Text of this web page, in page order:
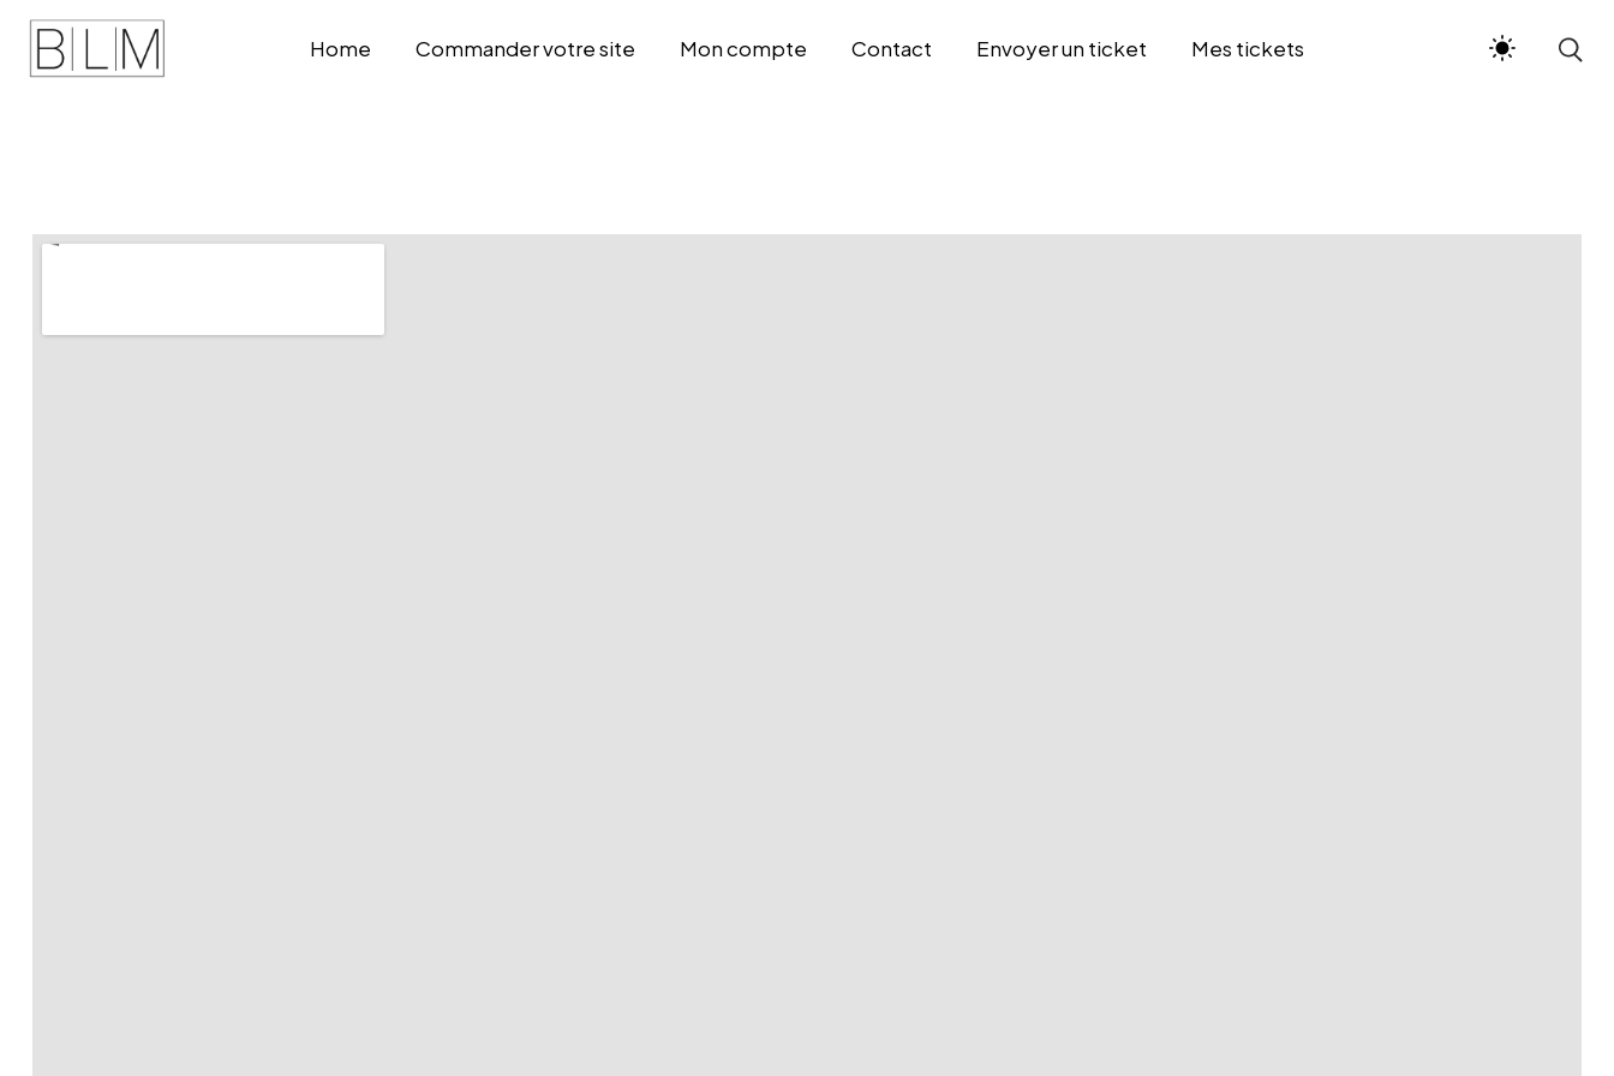
Home Commander votre site Mon compte Contact Envoyer un ticket Mes tickets